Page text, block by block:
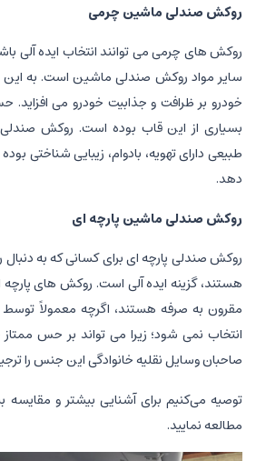
روکش صندلی ماشین چرمی
روکش های چرمی می توانند انتخاب ایده آلی
سایر مواد روکش صندلی ماشین است. به
خودرو بر ظرافت و جذابیت خودرو می افزاید.
بسیاری از این قاب بوده است. روکش
طبیعی دارای تهویه، بادوام، زیبایی شناختی
دهد.
روکش صندلی ماشین پارچه ای
روکش صندلی پارچه ای برای کسانی که به
هستند، گزینه ایده آلی است. روکش های
مقرون به صرفه هستند، اگرچه معمولاً
انتخاب نمی شود؛ زیرا می تواند بر حس ممتاز
صاحبان وسایل نقلیه خانوادگی این جنس را
توصیه می‌کنیم برای آشنایی بیشتر و
مطالعه نمایید.